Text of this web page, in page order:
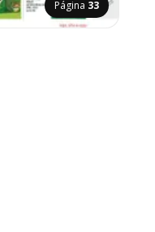
Página 33